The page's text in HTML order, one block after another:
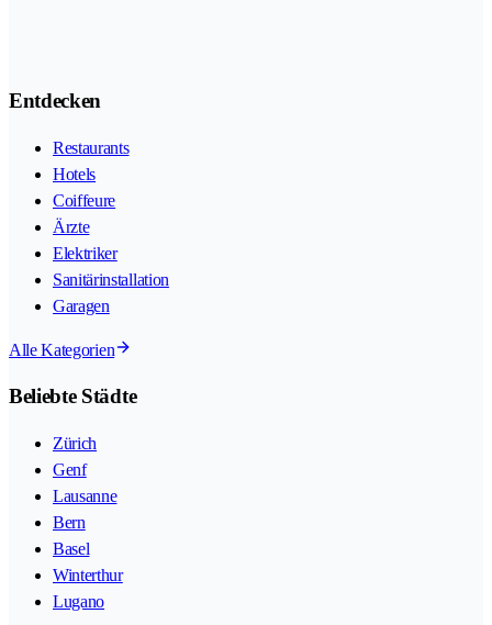
Entdecken
Restaurants
Hotels
Coiffeure
Ärzte
Elektriker
Sanitärinstallation
Garagen
Alle Kategorien
Beliebte Städte
Zürich
Genf
Lausanne
Bern
Basel
Winterthur
Lugano